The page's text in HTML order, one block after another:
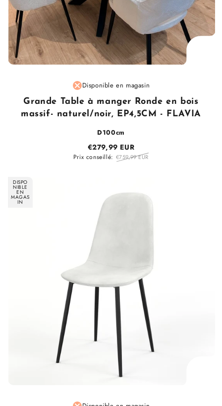
Fournisseur
Disponible en magasin
Grande Table à manger Ronde en bois
massif- naturel/noir, EP4,5CM - FLAVIA
D100cm
€279,99 EUR
Prix conseillé: €759,99 EUR
DISPO
NIBLE
EN
MAGAS
IN